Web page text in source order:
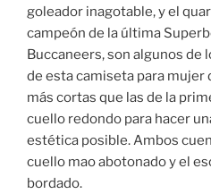
goleador inagotable, y el
campeón de la última
Buccaneers, son algunos de
de esta camiseta para mujer
más cortas que las de la
cuello redondo para hacer
estética posible. Ambos
cuello mao abotonado y el
bordado.